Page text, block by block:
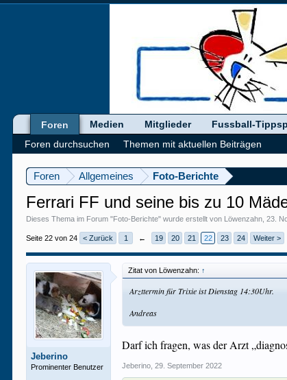
Foren Allgemeines Foto-Berichte
Ferrari FF und seine bis zu 10
Dieses Thema im Forum "Foto-Berichte" wurde erstellt von Löwenzahn ,23.
Seite 22 von 24 < Zurück 1 ← 19 20 21 22 23 24 Weiter >
Jeberino
Prominenter Benutzer
Zitat von Löwenzahn: ↑
Arzttermin für Trixie ist Dienstag 14:30Uhr.
Andreas
Darf ich fragen, was der Arzt
Jeberino 29. September 2022
Foren
Foren durchsuchen
Themen mit aktuellen Beiträgen
Medien Mitglieder Fussball-